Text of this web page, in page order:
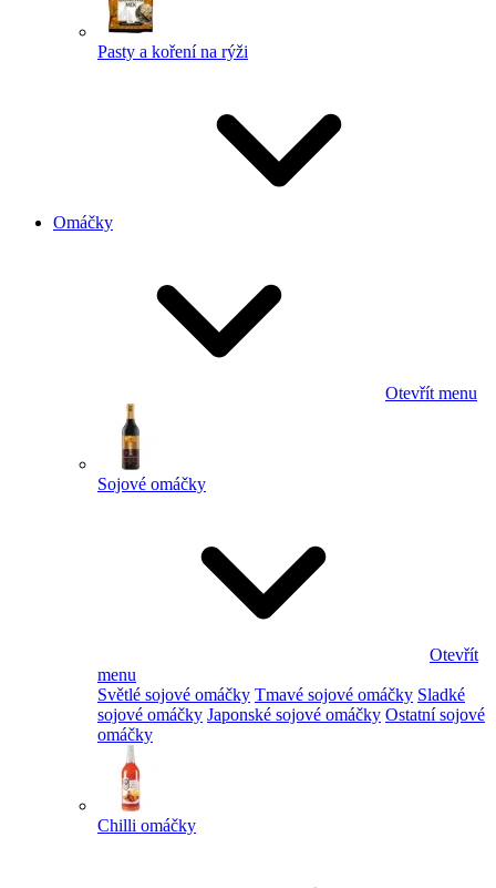
Pasty a koření na rýži
Omáčky
Otevřít menu
Sojové omáčky
Otevřít
menu
Světlé sojové omáčky Tmavé sojové omáčky Sladké
sojové omáčky Japonské sojové omáčky Ostatní sojové
omáčky
Chilli omáčky